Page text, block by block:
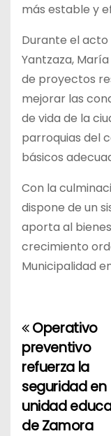
más estable y
Durante el
Yantzaza,
de proyectos
mejorar las
de vida de la
parroquias del
básicos
Con la
dispone de un
aporta al
crecimiento
Municipalidad
N
a
v
e
Operativo
preventivo
refuerza la
seguridad en
unidad
de Zamora